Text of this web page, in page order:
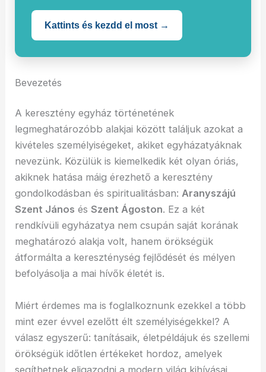
Kattints és kezdd el most →
Bevezetés
A keresztény egyház történetének
legmeghatározóbb alakjai között találjuk azokat a
kivételes személyiségeket, akiket egyházatyáknak
nevezünk. Közülük is kiemelkedik két olyan óriás,
akiknek hatása máig érezhető a keresztény
gondolkodásban és spiritualitásban:Aranyszájú
Szent János ésSzent Ágoston. Ez a két
rendkívüli egyházatya nem csupán saját korának
meghatározó alakja volt, hanem örökségük
átformálta a kereszténység fejlődését és mélyen
befolyásolja a mai hívők életét is.
Miért érdemes ma is foglalkoznunk ezekkel a több
mint ezer évvel ezelőtt élt személyiségekkel? A
válasz egyszerű: tanításaik, életpéldájuk és szellemi
örökségük időtlen értékeket hordoz, amelyek
segíthetnek eligazodni a modern világ kihívásai